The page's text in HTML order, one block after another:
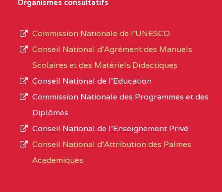
PROFESSIONNEL
(CEGEP) STE FOI BP
:4740 YAOUNDE
CENTRE
COLLEGE PANAFRICAIN
DE L'EXCELLENCE BP
CENTRE
COLLEGE PRIVE
type
L’offre
d’éducation
de
Organismes consultatifs
Commission Nationale de l’UNESCO
Conseil National d’Agrément des Manuels
Scolaires et des Matériels Didactiques
Conseil National de l’Education
Commission Nationale des Programmes et des
Diplômes
Conseil National de l’Enseignement Privé
Conseil National d'Attribution des Palmes
Academiques